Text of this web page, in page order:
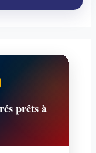
prêts à